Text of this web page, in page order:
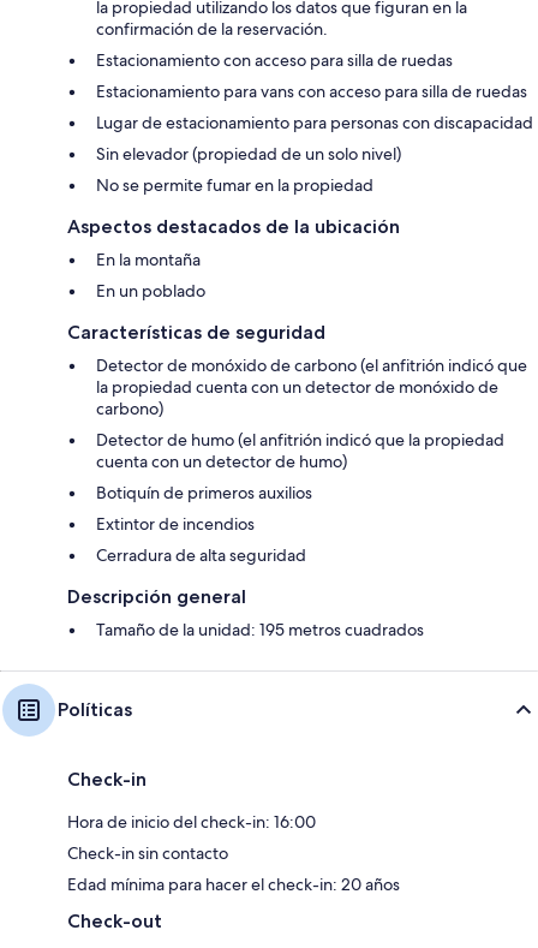
la propiedad utilizando los datos que figuran en la
confirmación de la reservación.
Estacionamiento con acceso para silla de ruedas
Estacionamiento para vans con acceso para silla de ruedas
Lugar de estacionamiento para personas con discapacidad
Sin elevador (propiedad de un solo nivel)
No se permite fumar en la propiedad
Aspectos destacados de la ubicación
En la montaña
En un poblado
Características de seguridad
Detector de monóxido de carbono (el anfitrión indicó que
la propiedad cuenta con un detector de monóxido de
carbono)
Detector de humo (el anfitrión indicó que la propiedad
cuenta con un detector de humo)
Botiquín de primeros auxilios
Extintor de incendios
Cerradura de alta seguridad
Descripción general
Tamaño de la unidad: 195 metros cuadrados
Políticas
Check-in
Hora de inicio del check-in: 16:00
Check-in sin contacto
Edad mínima para hacer el check-in: 20 años
Check-out